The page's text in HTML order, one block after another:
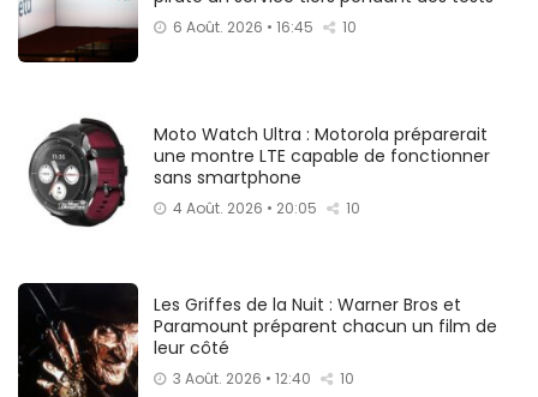
6 Août. 2026 • 16:45 10
Moto Watch Ultra : Motorola préparerait
une montre LTE capable de fonctionner
sans smartphone
4 Août. 2026 • 20:05 10
Les Griffes de la Nuit : Warner Bros et
Paramount préparent chacun un film de
leur côté
3 Août. 2026 • 12:40 10